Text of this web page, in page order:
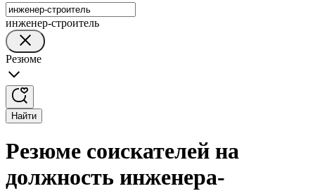
инженер-строитель
Резюме
Найти
Резюме соискателей на
должность инженера-